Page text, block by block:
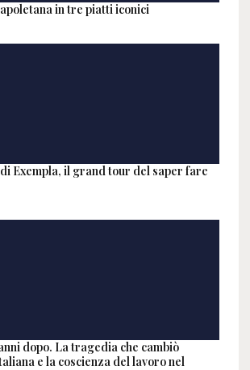
in tre piatti iconici
Exempla, il grand tour del saper fare
dopo. La tragedia che cambiò
e la coscienza del lavoro nel